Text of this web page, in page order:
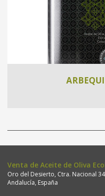
Venta de Aceite de Oliva
Oro del Desierto, Ctra. Nacional
Andalucía, España